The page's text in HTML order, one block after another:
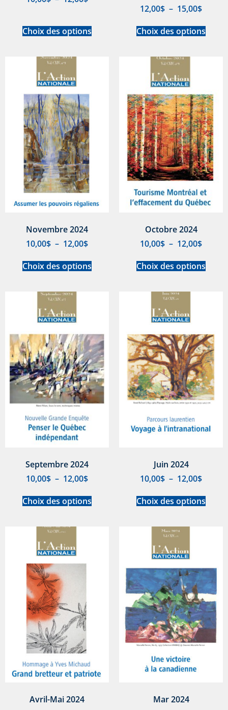
Choix des options
12,00$ – 15,00$
Choix des options
Novembre 2024
10,00$ – 12,00$
Choix des options
Octobre 2024
10,00$ – 12,00$
Choix des options
Septembre 2024
10,00$ – 12,00$
Choix des options
Juin 2024
10,00$ – 12,00$
Choix des options
Avril-Mai 2024
Mar 2024